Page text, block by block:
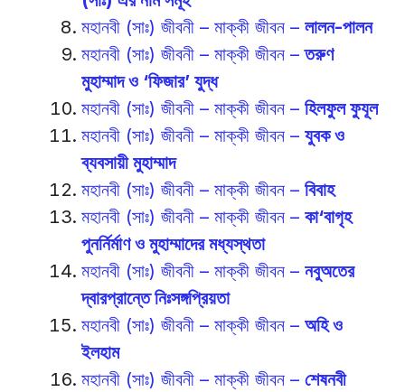
মহানবী (সাঃ) জীবনী – মাক্কী জীবন – লালন-পালন
মহানবী (সাঃ) জীবনী – মাক্কী জীবন –তরুণ
মুহাম্মাদ ও ‘ফিজার’ যুদ্ধ
মহানবী (সাঃ) জীবনী – মাক্কী জীবন – হিলফুল ফুযূল
মহানবী (সাঃ) জীবনী – মাক্কী জীবন – যুবক ও
ব্যবসায়ী মুহাম্মাদ
মহানবী (সাঃ) জীবনী – মাক্কী জীবন – বিবাহ
মহানবী (সাঃ) জীবনী – মাক্কী জীবন – কা‘বাগৃহ
পুনর্নির্মাণ ও মুহাম্মাদের মধ্যস্থতা
মহানবী (সাঃ) জীবনী – মাক্কী জীবন – নবুঅতের
দ্বারপ্রান্তে নিঃসঙ্গপ্রিয়তা
মহানবী (সাঃ) জীবনী – মাক্কী জীবন – অহি ও
ইলহাম
মহানবী (সাঃ) জীবনী – মাক্কী জীবন – শেষনবী